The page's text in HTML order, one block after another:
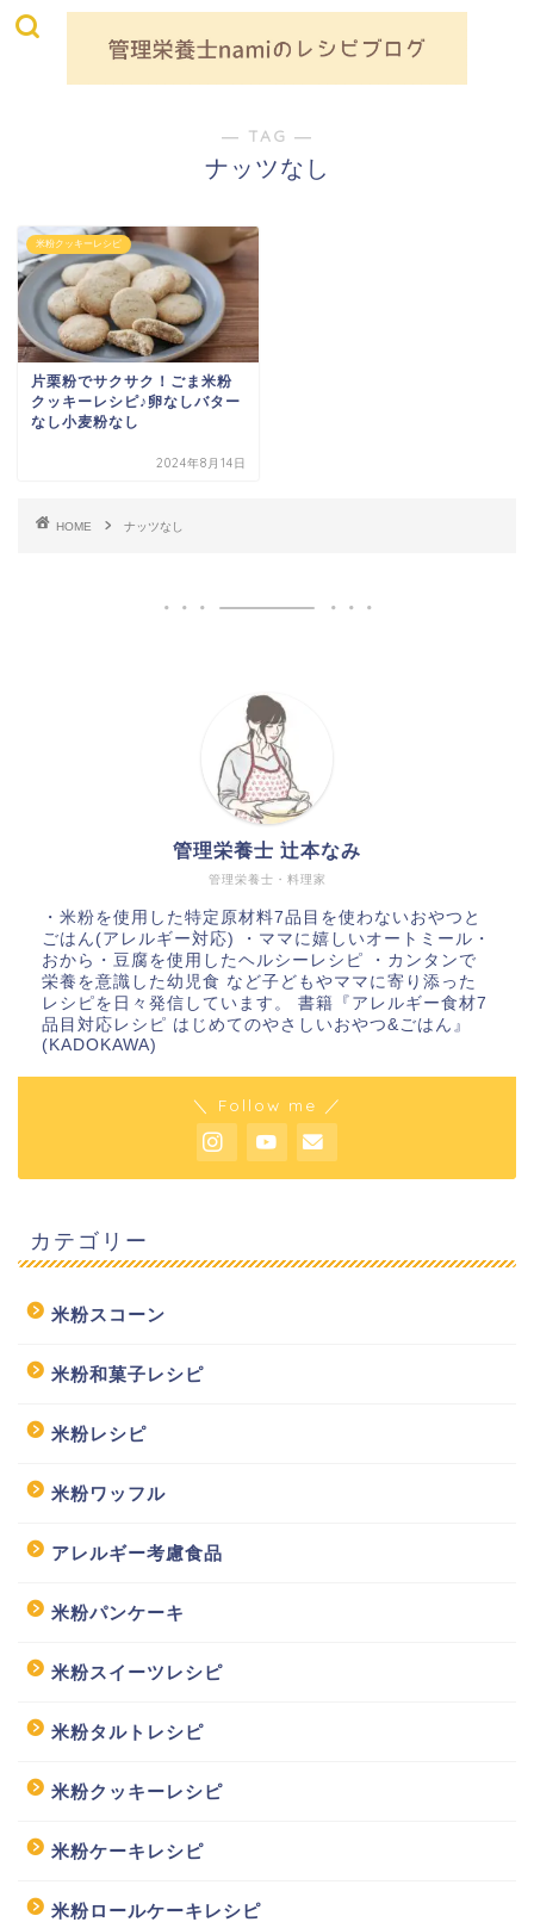
― TAG ―
ナッツなし
米粉クッキーレシピ
片栗粉でサクサク！ごま米粉
クッキーレシピ♪卵なしバター
なし小麦粉なし
2024年8月14日
HOME ナッツなし
管理栄養士・料理家
管理栄養士 辻本なみ
・米粉を使用した特定原材料7品目を使わないおやつと
ごはん(アレルギー対応) ・ママに嬉しいオートミール・
おから・豆腐を使用したヘルシーレシピ ・カンタンで
栄養を意識した幼児食 など子どもやママに寄り添った
レシピを日々発信しています。 書籍『アレルギー食材7
品目対応レシピ はじめてのやさしいおやつ&ごはん』
(KADOKAWA)
＼ Follow me ／
カテゴリー
米粉スコーン
米粉和菓子レシピ
米粉レシピ
米粉ワッフル
アレルギー考慮食品
米粉パンケーキ
米粉スイーツレシピ
米粉タルトレシピ
米粉クッキーレシピ
米粉ケーキレシピ
米粉ロールケーキレシピ